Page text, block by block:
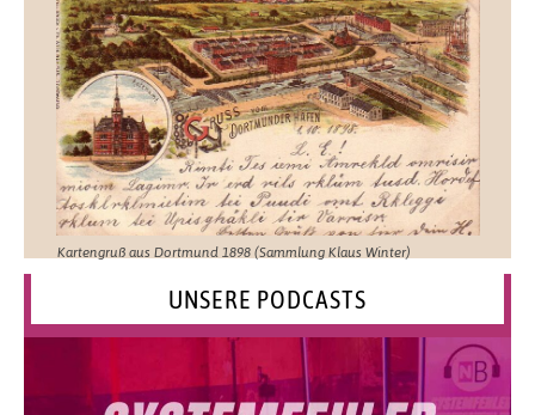
Kartengruß aus Dortmund 1898 (Sammlung Klaus Winter)
UNSERE PODCASTS